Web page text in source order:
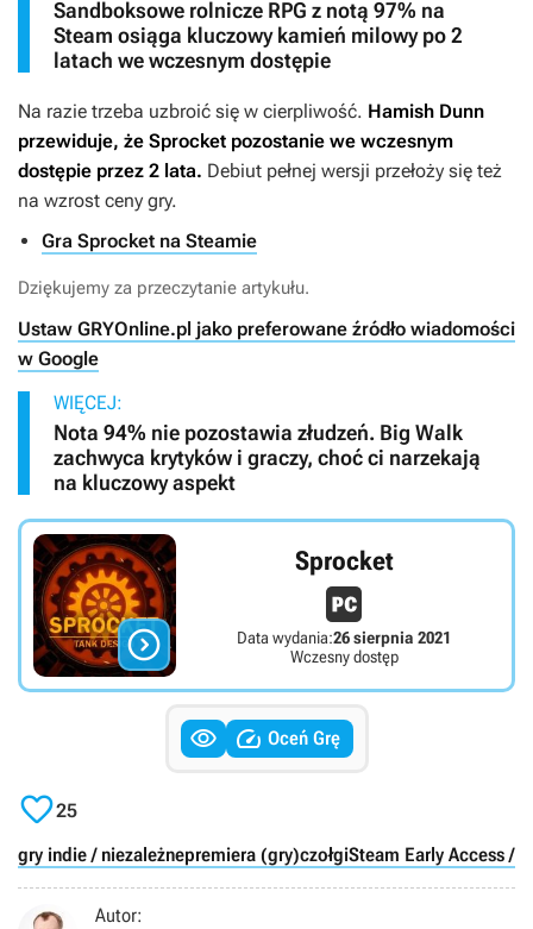
Sandboksowe rolnicze RPG z notą 97% na
Steam osiąga kluczowy kamień milowy po 2
latach we wczesnym dostępie
Na razie trzeba uzbroić się w cierpliwość. Hamish Dunn
przewiduje, że Sprocket pozostanie we wczesnym
dostępie przez 2 lata. Debiut pełnej wersji przełoży się też
na wzrost ceny gry.
Gra Sprocket na Steamie
Dziękujemy za przeczytanie artykułu.
Ustaw GRYOnline.pl jako preferowane źródło wiadomości
w Google
WIĘCEJ:
Nota 94% nie pozostawia złudzeń. Big Walk
zachwyca krytyków i graczy, choć ci narzekają
na kluczowy aspekt

Sprocket
Data wydania:26 sierpnia 2021
Wczesny dostęp
  Oceń Grę
25
gry indie / niezależnepremiera (gry)czołgiSteam Early Access /
Autor: